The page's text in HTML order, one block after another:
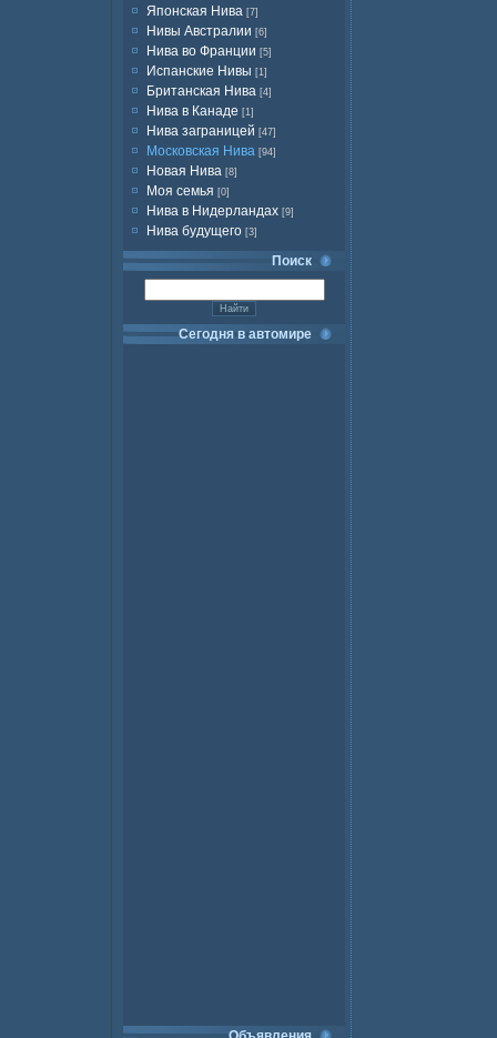
Японская Нива [7]
Нивы Австралии [6]
Нива во Франции [5]
Испанские Нивы [1]
Британская Нива [4]
Нива в Канаде [1]
Нива заграницей [47]
Московская Нива [94]
Новая Нива [8]
Моя семья [0]
Нива в Нидерландах [9]
Нива будущего [3]
Поиск
Сегодня в автомире